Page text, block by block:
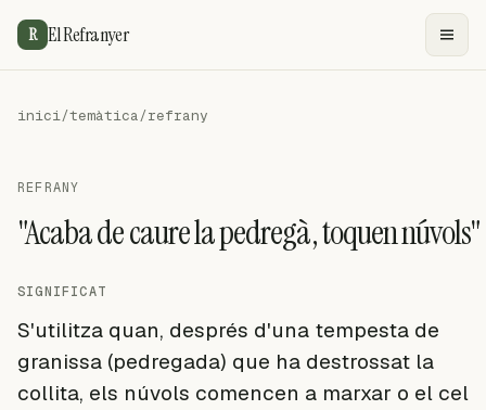
R El Refranyer
inici/temàtica/refrany
REFRANY
"Acaba de caure la pedregà, toquen núvols"
SIGNIFICAT
S'utilitza quan, després d'una tempesta de
granissa (pedregada) que ha destrossat la
collita, els núvols comencen a marxar o el cel